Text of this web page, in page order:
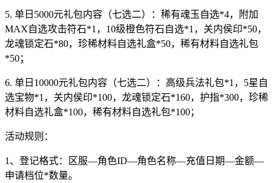
5. 单日5000元礼包内容（七选二）：稀有魂玉自选*4，附加
MAX自选攻击符石*1，10级橙色符石自选*1，关内侯印*50，
龙魂锁定石*80，珍稀材料自选礼盒*50，稀有材料自选礼包
*50；
6. 单日10000元礼包内容（七选二）：高级兵法礼包*1，5星自
选宝物*1，关内侯印*100，龙魂锁定石*160，护指*300，珍稀
材料自选礼盒*100，稀有材料自选礼包*100；
活动规则：
1、登记格式：区服—角色ID—角色名称—充值日期—金额—
申请档位*数量。